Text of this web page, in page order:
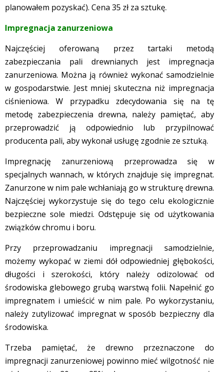
planowałem pozyskać). Cena 35 zł za sztukę.
Impregnacja zanurzeniowa
Najczęściej oferowaną przez tartaki metodą
zabezpieczania pali drewnianych jest impregnacja
zanurzeniowa. Można ją również wykonać samodzielnie
w gospodarstwie. Jest mniej skuteczna niż impregnacja
ciśnieniowa. W przypadku zdecydowania się na tę
metodę zabezpieczenia drewna, należy pamiętać, aby
przeprowadzić ją odpowiednio lub przypilnować
producenta pali, aby wykonał usługę zgodnie ze sztuką.
Impregnację zanurzeniową przeprowadza się w
specjalnych wannach, w których znajduje się impregnat.
Zanurzone w nim pale wchłaniają go w strukturę drewna.
Najczęściej wykorzystuje się do tego celu ekologicznie
bezpieczne sole miedzi. Odstępuje się od użytkowania
związków chromu i boru.
Przy przeprowadzaniu impregnacji samodzielnie,
możemy wykopać w ziemi dół odpowiedniej głębokości,
długości i szerokości, który należy odizolować od
środowiska glebowego grubą warstwą folii. Napełnić go
impregnatem i umieścić w nim pale. Po wykorzystaniu,
należy zutylizować impregnat w sposób bezpieczny dla
środowiska.
Trzeba pamiętać, że drewno przeznaczone do
impregnacji zanurzeniowej powinno mieć wilgotność nie